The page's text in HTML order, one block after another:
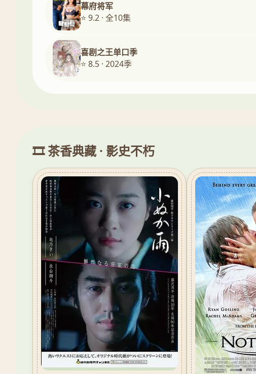
幕府将军
⭐ 9.2 · 全10集
喜剧之王单口季
⭐ 8.5 · 2024季
🎞️ 茶香典藏 · 影史不朽